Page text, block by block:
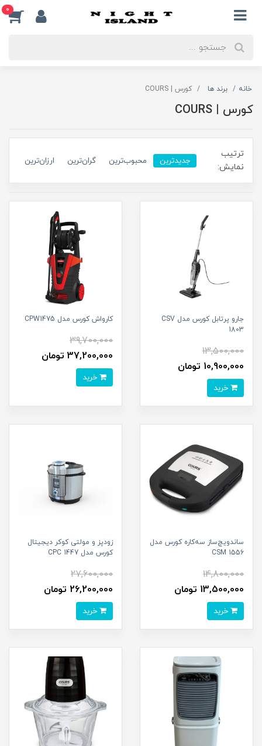
0
خانه برند ها کورس | COURS
کورس | COURS
ترتیب
نمایش:
جدیدترین محبوب‌ترین گران‌ترین ارزان‌ترین
جارو پرتابل کورس مدل CSV
1803
13,500,000
10,900,000 تومان
کارواش کورس مدل CPW1475
39,700,000
37,200,000 تومان
ساندویچ‌ساز سه‌کاره کورس مدل
CSM 1556
14,800,000
13,500,000 تومان
زودپز و مولتی کوکر دیجیتال
کورس مدل CPC 1447
27,600,000
26,200,000 تومان